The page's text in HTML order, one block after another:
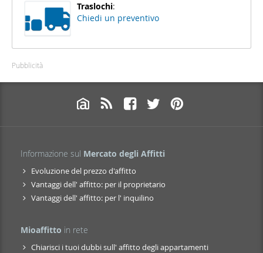
Traslochi:
Chiedi un preventivo
Pubblicità
Informazione sul Mercato degli Affitti
Evoluzione del prezzo d'affitto
Vantaggi dell' affitto: per il proprietario
Vantaggi dell' affitto: per l' inquilino
Mioaffitto in rete
Chiarisci i tuoi dubbi sull' affitto degli appartamenti